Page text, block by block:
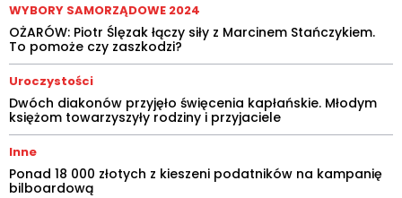
WYBORY SAMORZĄDOWE 2024
OŻARÓW: Piotr Ślęzak łączy siły z Marcinem Stańczykiem.
To pomoże czy zaszkodzi?
Uroczystości
Dwóch diakonów przyjęło święcenia kapłańskie. Młodym
księżom towarzyszyły rodziny i przyjaciele
Inne
Ponad 18 000 złotych z kieszeni podatników na kampanię
bilboardową